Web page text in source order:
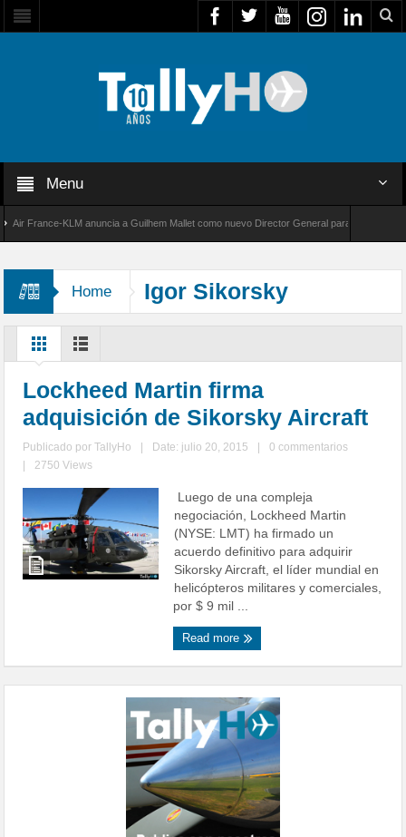
Menu
France-KLM anuncia a Guilhem Mallet como nuevo Director General para América Latina
Home Igor Sikorsky
Lockheed Martin firma
adquisición de Sikorsky Aircraft
Publicado porTallyHo Date: julio 20, 2015
0 commentarios
2750 Views
Luego de una compleja
negociación, Lockheed Martin
(NYSE: LMT) ha firmado un
acuerdo definitivo para adquirir
Sikorsky Aircraft, el líder mundial en
helicópteros militares y comerciales,
por $ 9 mil ...
Read more